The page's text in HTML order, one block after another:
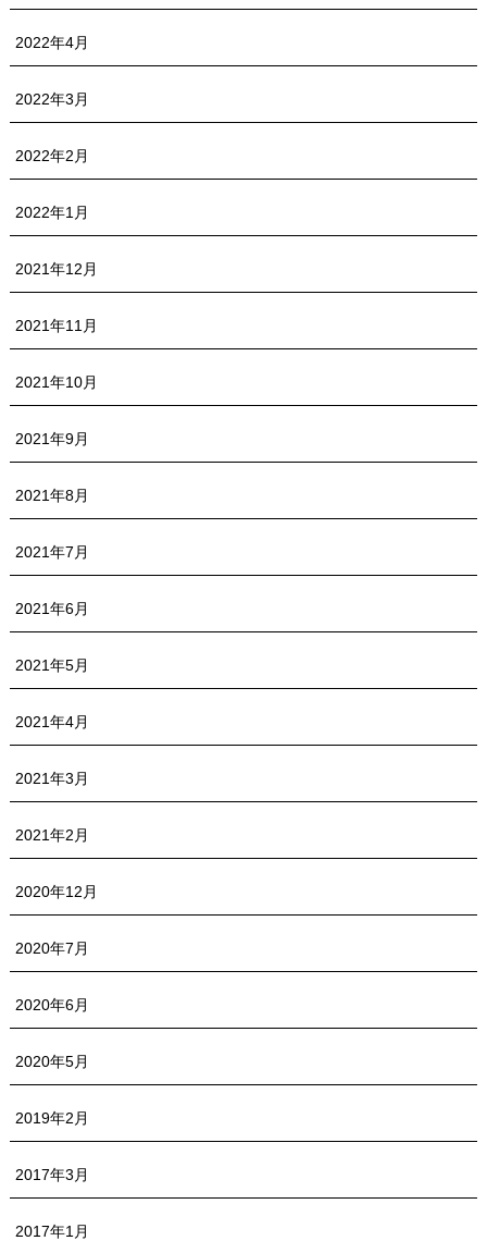
2022年4月
2022年3月
2022年2月
2022年1月
2021年12月
2021年11月
2021年10月
2021年9月
2021年8月
2021年7月
2021年6月
2021年5月
2021年4月
2021年3月
2021年2月
2020年12月
2020年7月
2020年6月
2020年5月
2019年2月
2017年3月
2017年1月